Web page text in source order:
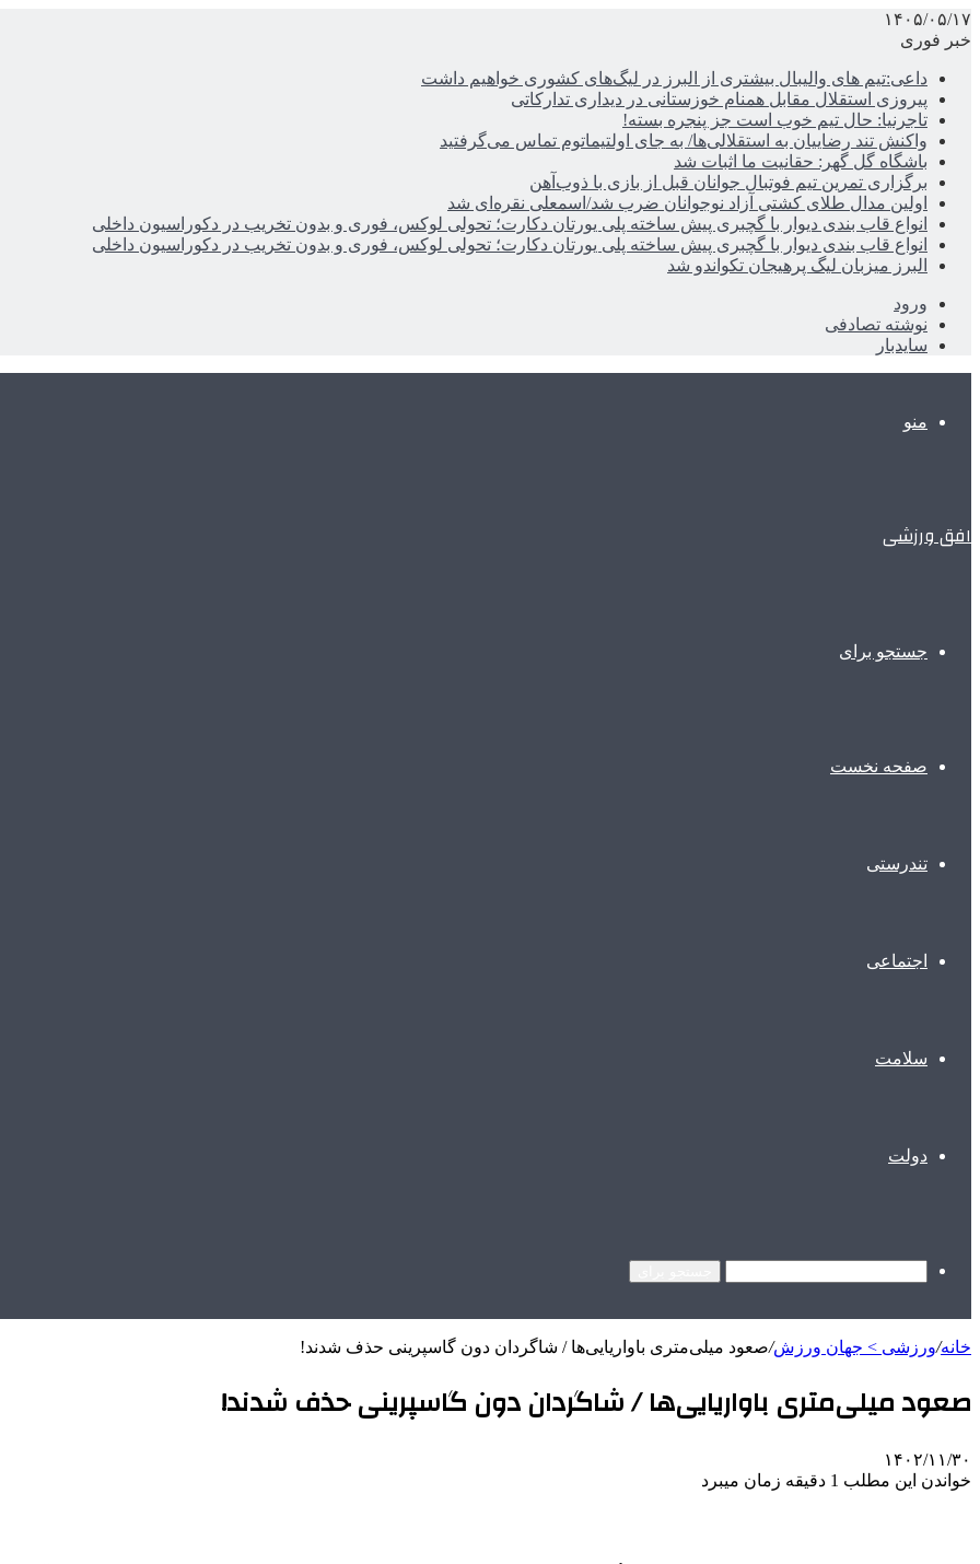
۱۴۰۵/۰۵/۱۷
خبر فوری
داعی:تیم های والیبال بیشتری از البرز در لیگ‌های کشوری خواهیم داشت
پیروزی استقلال مقابل همنام خوزستانی در دیداری تدارکاتی
تاجرنیا: حال تیم خوب است جز پنجره بسته!
واکنش تند رضاییان به استقلالی‌ها/ به جای اولتیماتوم تماس می‌گرفتید
باشگاه گل گهر: حقانیت ما اثبات شد
برگزاری تمرین تیم فوتبال جوانان قبل از بازی با ذوب‌آهن
اولین مدال طلای کشتی آزاد نوجوانان ضرب شد/اسمعلی نقره‌ای شد
انواع قاب بندی دیوار با گچبری پیش ساخته پلی یورتان دکارت؛ تحولی لوکس، فوری و بدون تخریب در دکوراسیون داخلی
انواع قاب بندی دیوار با گچبری پیش ساخته پلی یورتان دکارت؛ تحولی لوکس، فوری و بدون تخریب در دکوراسیون داخلی
البرز میزبان لیگ پرهیجان تکواندو شد
ورود
نوشته تصادفی
سایدبار
منو
افق ورزشی
جستجو برای
صفحه نخست
تندرستی
اجتماعی
سلامت
دولت
خانه/ورزشی > جهان ورزش/صعود میلی‌متری باواریایی‌ها / شاگردان دون گاسپرینی حذف شدند!
صعود میلی‌متری باواریایی‌ها / شاگردان دون گاسپرینی حذف شدند!
۱۴۰۲/۱۱/۳۰
خواندن این مطلب 1 دقیقه زمان میبرد